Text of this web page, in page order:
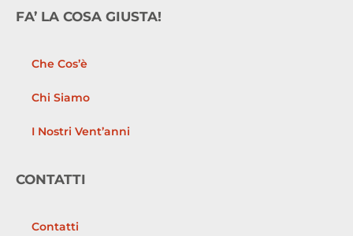
FA’ LA COSA GIUSTA!
Che Cos’è
Chi Siamo
I Nostri Vent’anni
CONTATTI
Contatti